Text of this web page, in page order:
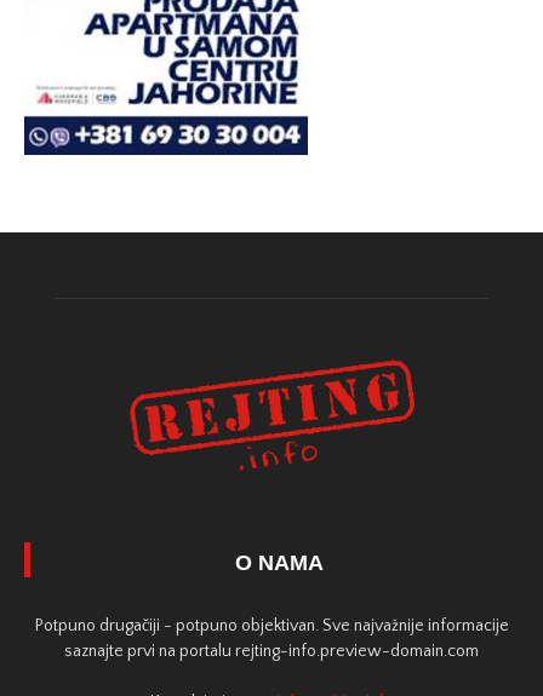
O NAMA
Potpuno drugačiji - potpuno objektivan. Sve najvažnije informacije
saznajte prvi na portalu rejting-info.preview-domain.com